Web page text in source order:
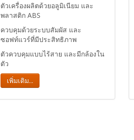
ตัวเครื่องผลิตด้วยอลูมิเนียม และ
พลาสติก ABS
ควบคุมด้วยระบบสัมผัส และ
ซอฟท์แวร์ที่มีประสิทธิภาพ
ตัวควบคุมแบบไร้สาย และมีกล้องใน
ตัว
เพิ่มเติม...